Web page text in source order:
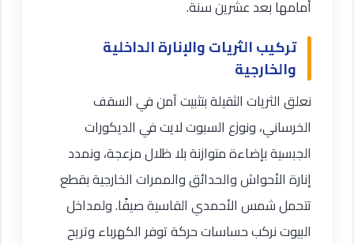
أمامها بعد عشرين سنة.
تركيب الثريات والإنارة الداخلية
والخارجية
نعلق الثريات الثقيلة بتثبيت آمن في السقف
الخرساني، ونوزع السبوت لايت في الديكورات
الجبسية بإضاءة متوازنة بلا ظلال مزعجة، ونمدد
إنارة الأحواش والحدائق والممرات الخارجية بقطع
تتحمل شمس الأحمدي القاسية صيفًا. ولمداخل
البيوت نركب حساسات حركة توفر الكهرباء وتريح